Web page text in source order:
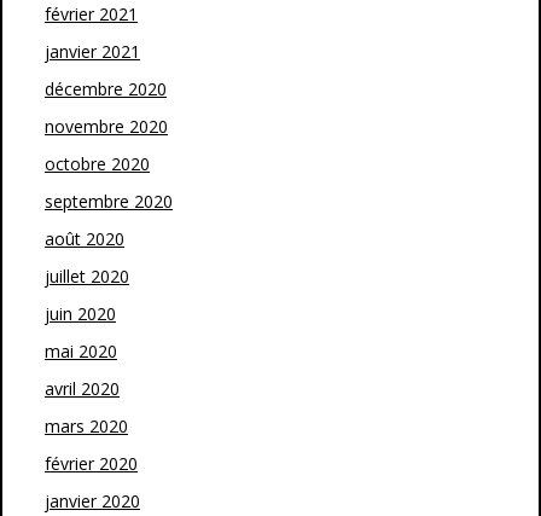
février 2021
janvier 2021
décembre 2020
novembre 2020
octobre 2020
septembre 2020
août 2020
juillet 2020
juin 2020
mai 2020
avril 2020
mars 2020
février 2020
janvier 2020